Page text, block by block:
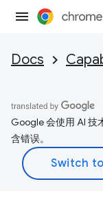
Docs
Google 会使用 AI 技
含错误。